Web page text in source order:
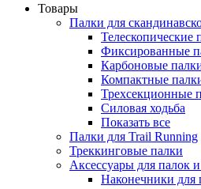
Товары
Палки для
Телескопические
Фиксированные
Карбоновые
Компактные
Трехсекционные
Силовая ходьба
Показать все
Палки для Trail Running
Треккинговые палки
Аксессуары для палок
Наконечники для